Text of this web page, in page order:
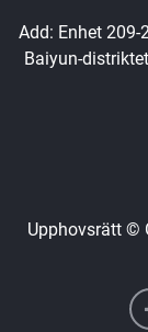
Add: Enhet 209-
Baiyun-
Upphovsrätt ©